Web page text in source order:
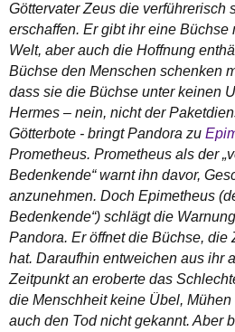
Göttervater Zeus die verführerisch
erschaffen. Er gibt ihr eine Büchse
Welt, aber auch die Hoffnung
Büchse den Menschen schenken
dass sie die Büchse unter keinen
Hermes – nein, nicht der
Götterbote - bringt Pandora zu
Prometheus. Prometheus als der
Bedenkende“ warnt ihn davor,
anzunehmen. Doch Epimetheus
Bedenkende“) schlägt die
Pandora. Er öffnet die Büchse, die
hat. Daraufhin entweichen aus ihr
Zeitpunkt an eroberte das
die Menschheit keine Übel,
auch den Tod nicht gekannt. Aber